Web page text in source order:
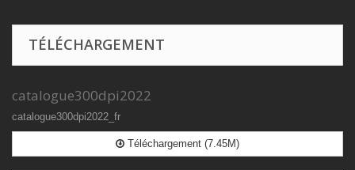
TÉLÉCHARGEMENT
catalogue300dpi2022
catalogue300dpi2022_fr
Téléchargement (7.45M)